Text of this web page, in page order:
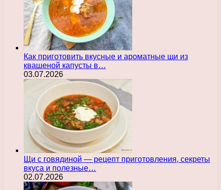
Как приготовить вкусные и ароматные щи из
квашеной капусты в…
03.07.2026
Щи с говядиной — рецепт приготовления, секреты
вкуса и полезные…
02.07.2026